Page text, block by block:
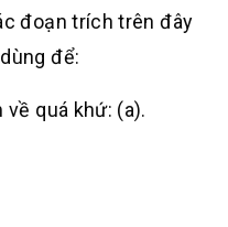
đoạn trích trên đây
để:
quá khứ: (a).